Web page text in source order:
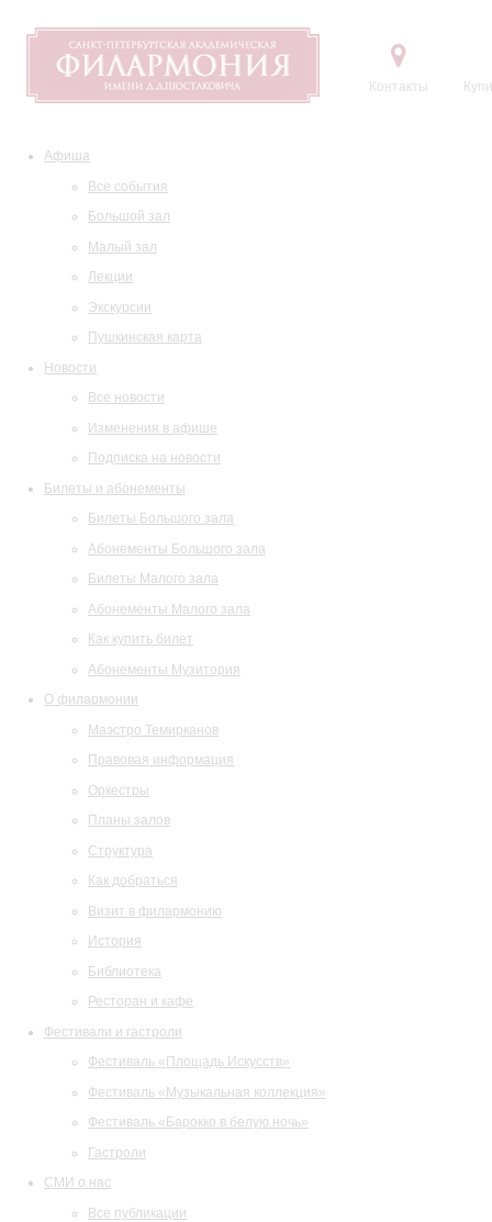
Контакты
Афиша
Все события
Большой зал
Малый зал
Лекции
Экскурсии
Пушкинская карта
Новости
Все новости
Изменения в афише
Подписка на новости
Билеты и абонементы
Билеты Большого зала
Абонементы Большого зала
Билеты Малого зала
Абонементы Малого зала
Как купить билет
Абонементы Музитория
О филармонии
Маэстро Темирканов
Правовая информация
Оркестры
Планы залов
Структура
Как добраться
Визит в филармонию
История
Библиотека
Ресторан и кафе
Фестивали и гастроли
Фестиваль «Площадь Искусств»
Фестиваль «Музыкальная коллекция»
Фестиваль «Барокко в белую ночь»
Гастроли
СМИ о нас
Все публикации